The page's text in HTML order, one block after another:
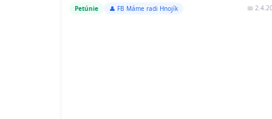
Petúnie 👤 FB Máme radi Hnojík 📅